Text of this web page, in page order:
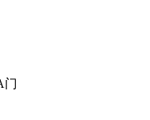
门